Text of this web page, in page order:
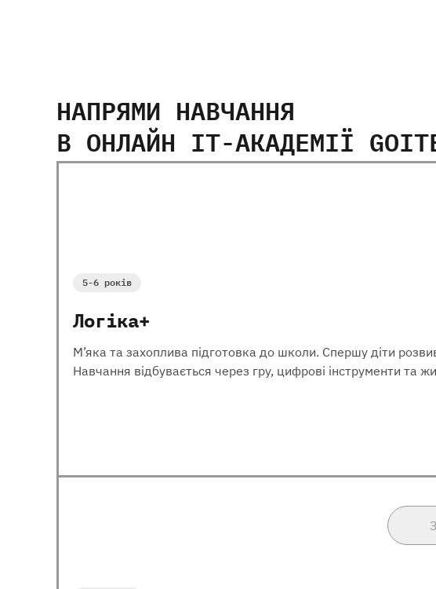
НАПРЯМИ НАВЧАННЯ
В ОНЛАЙН IT-АКАДЕМІЇ
5-6 років
Логіка+
М’яка та захоплива підготовка до школи. Спершу діти
Навчання відбувається через гру, цифрові інструменти та